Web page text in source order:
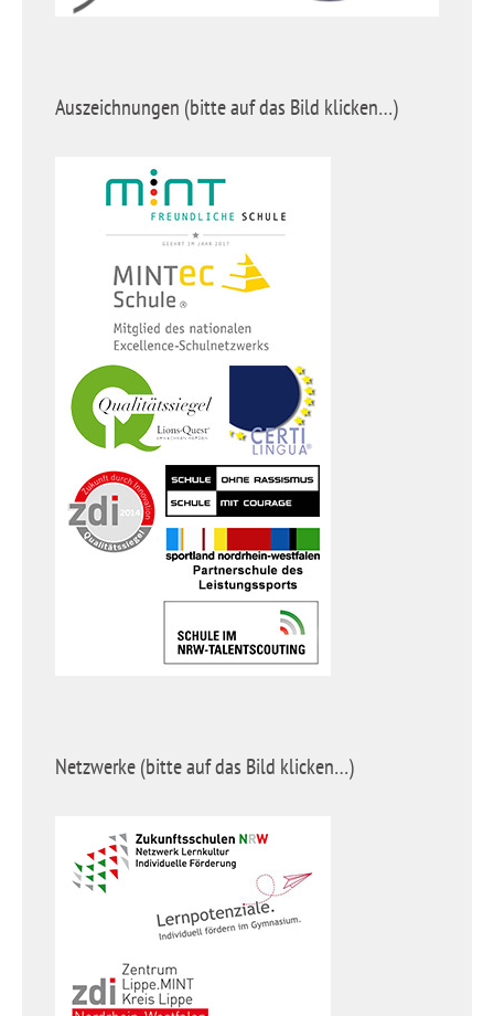
Auszeichnungen (bitte auf das Bild klicken…)
Netzwerke (bitte auf das Bild klicken…)